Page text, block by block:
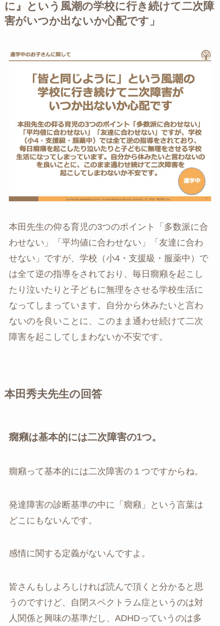
に』という風潮の学校に行き続けて二次障
害がいつか出ないか心配です」
本田先生の仰る育児の3つのポイント「多数派に合
わせない」「平均値に合わせない」「友達に合わ
せない」ですが、学校（小4・支援級・服薬中）で
は全て逆の指導をされており、毎日癇癪を起こし
たり泣いたりと子どもに無理をさせる学校生活に
なってしまっています。自分から休みたいと言わ
ないのを良いことに、このまま通わせ続けて二次
障害を起こしてしまわないか不安です。
本田秀夫先生の回答
癇癪は基本的には二次障害の1つ。
癇癪って基本的には二次障害の１つですからね。
発達障害の診断基準の中に「癇癪」という言葉は
どこにもないんです。
感情に関する定義がないんですよ。
皆さんもしよろしければ読んで頂くと分かると思
うのですけど、自閉スペクトラム症というのは対
人関係と興味の基準だし、ADHDっていうのは多